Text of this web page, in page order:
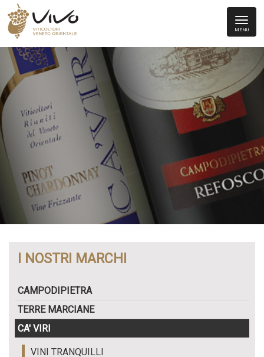
MENU
I NOSTRI MARCHI
CAMPODIPIETRA
TERRE MARCIANE
CA' VIRI
VINI TRANQUILLI